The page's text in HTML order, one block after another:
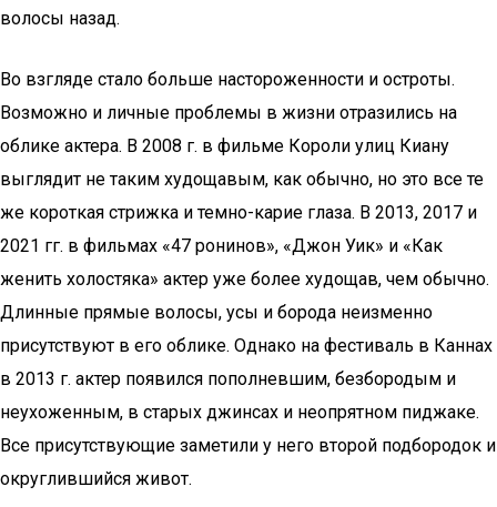
волосы назад.
Во взгляде стало больше настороженности и остроты.
Возможно и личные проблемы в жизни отразились на
облике актера. В 2008 г. в фильме Короли улиц Киану
выглядит не таким худощавым, как обычно, но это все те
же короткая стрижка и темно-карие глаза. В 2013, 2017 и
2021 гг. в фильмах «47 ронинов», «Джон Уик» и «Как
женить холостяка» актер уже более худощав, чем обычно.
Длинные прямые волосы, усы и борода неизменно
присутствуют в его облике. Однако на фестиваль в Каннах
в 2013 г. актер появился пополневшим, безбородым и
неухоженным, в старых джинсах и неопрятном пиджаке.
Все присутствующие заметили у него второй подбородок и
округлившийся живот.